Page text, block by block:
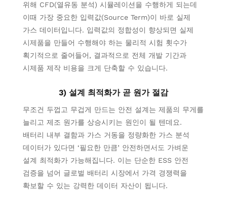
위해 CFD(열유동 분석) 시뮬레이션을 수행하게 되는데
이때 가장 중요한 입력값(Source Term)이 바로 실제
가스 데이터입니다. 입력값의 정합성이 향상되면 실제
시제품을 만들어 수행해야 하는 물리적 시험 횟수가
획기적으로 줄어들어, 결과적으로 전체 개발 기간과
시제품 제작 비용을 크게 단축할 수 있습니다.
3) 설계 최적화가 곧 원가 절감
무조건 두껍고 무겁게 만드는 안전 설계는 제품의 무게를
늘리고 제조 원가를 상승시키는 원인이 될 텐데요.
배터리 내부 결함과 가스 거동을 정량화한 가스 분석
데이터가 있다면 ‘필요한 만큼’ 안전하면서도 가벼운
설계 최적화가 가능해집니다. 이는 단순한 ESS 안전
검증을 넘어 글로벌 배터리 시장에서 가격 경쟁력을
확보할 수 있는 강력한 데이터 자산이 됩니다.